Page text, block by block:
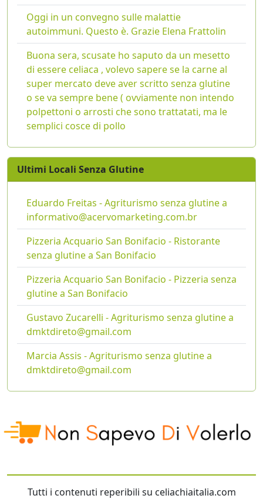
Oggi in un convegno sulle malattie
autoimmuni. Questo è. Grazie Elena Frattolin
Buona sera, scusate ho saputo da un mesetto
di essere celiaca , volevo sapere se la carne al
super mercato deve aver scritto senza glutine
o se va sempre bene ( ovviamente non intendo
polpettoni o arrosti che sono trattatati, ma le
semplici cosce di pollo
Ultimi Locali Senza Glutine
Eduardo Freitas - Agriturismo senza glutine a
informativo@acervomarketing.com.br
Pizzeria Acquario San Bonifacio - Ristorante
senza glutine a San Bonifacio
Pizzeria Acquario San Bonifacio - Pizzeria senza
glutine a San Bonifacio
Gustavo Zucarelli - Agriturismo senza glutine a
dmktdireto@gmail.com
Marcia Assis - Agriturismo senza glutine a
dmktdireto@gmail.com
Tutti i contenuti reperibili su celiachiaitalia.com